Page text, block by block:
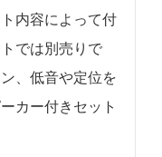
内容によって付
では別売りで
、低音や定位を
カー付きセット